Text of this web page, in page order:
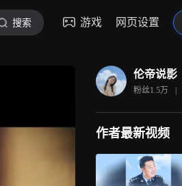
搜索 游戏 网页设置
伦帝说影
粉丝1.5万 |
作者最新视频